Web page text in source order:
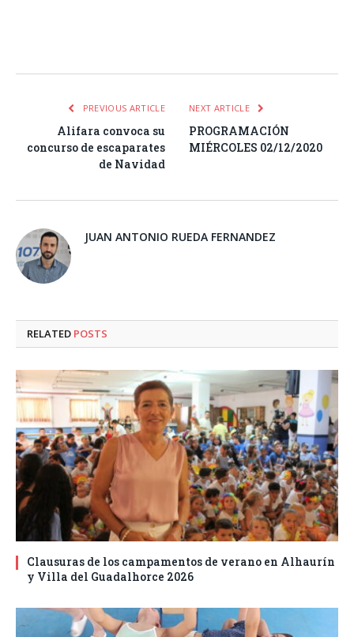
PREVIOUS ARTICLE
Alifara convoca su
concurso de escaparates
de Navidad
NEXT ARTICLE
PROGRAMACIÓN
MIÉRCOLES 02/12/2020
JUAN ANTONIO RUEDA FERNANDEZ
RELATED POSTS
Clausuras de los campamentos de verano en Alhaurín
y Villa del Guadalhorce 2026